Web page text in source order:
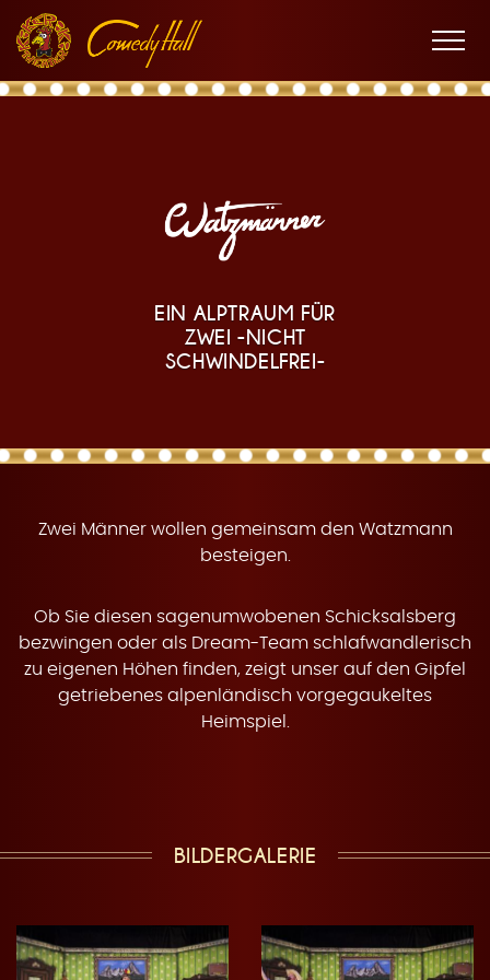
Hauptnavigation
Inhalt
Fußnavigation
W
z
m
ä
Menü
EIN ALPTRAUM FÜR
ZWEI -NICHT
SCHWINDELFREI-
Zwei Männer wollen gemeinsam den Watzmann
besteigen.
Ob Sie diesen sagenumwobenen Schicksalsberg
bezwingen oder als Dream-Team schlafwandlerisch
zu eigenen Höhen finden, zeigt unser auf den Gipfel
getriebenes alpenländisch vorgegaukeltes
Heimspiel.
T
r
BILDERGALERIE